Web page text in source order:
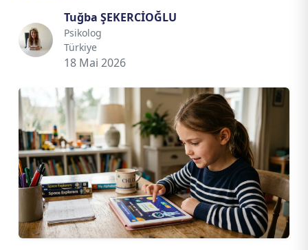
Tuğba ŞEKERCİOĞLU
Psikolog
Türkiye
18 Mai 2026